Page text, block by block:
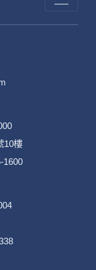
10樓
1600